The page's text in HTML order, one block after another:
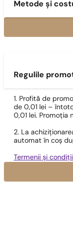
Metode și
Regulile
1. Profită de
de 0,01 lei –
0,01 lei. Promoția
2. La
automat în coș
Termenii și